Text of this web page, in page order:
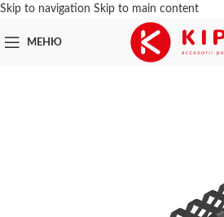
Skip to navigation Skip to main content
МЕНЮ